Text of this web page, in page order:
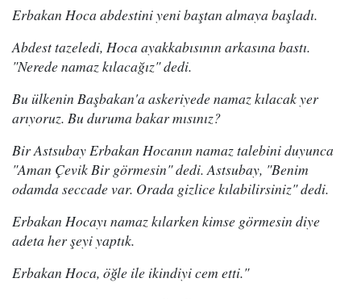
Erbakan Hoca abdestini yeni baştan almaya başladı.
Abdest tazeledi, Hoca ayakkabısının arkasına bastı.
"Nerede namaz kılacağız" dedi.
Bu ülkenin Başbakan'a askeriyede namaz kılacak yer
arıyoruz. Bu duruma bakar mısınız?
Bir Astsubay Erbakan Hocanın namaz talebini duyunca
"Aman Çevik Bir görmesin" dedi. Astsubay, "Benim
odamda seccade var. Orada gizlice kılabilirsiniz" dedi.
Erbakan Hocayı namaz kılarken kimse görmesin diye
adeta her şeyi yaptık.
Erbakan Hoca, öğle ile ikindiyi cem etti."